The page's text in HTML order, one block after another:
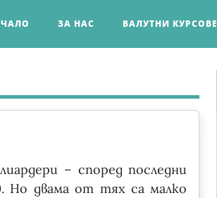
ЗА НАС ВАЛУТНИ КУРСОВЕ
– според последни
Но двама от тях са малко